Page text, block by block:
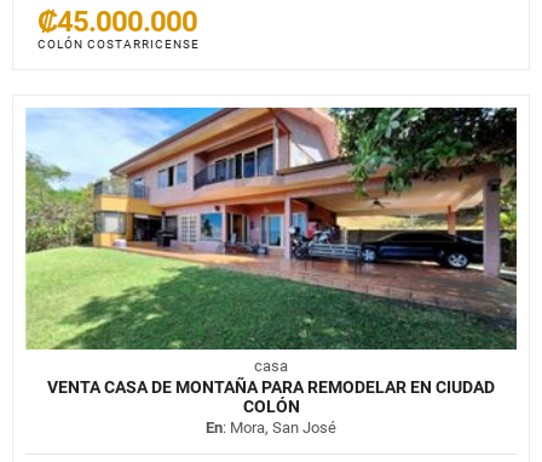
₡45.000.000
COLÓN COSTARRICENSE
casa
VENTA CASA DE MONTAÑA PARA REMODELAR EN CIUDAD
COLÓN
En: Mora, San José